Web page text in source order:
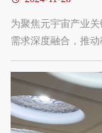
为聚焦元宇宙产业
需求深度融合，推动
限公司联合主办的“
行。潍坊市高新区
记、局长董玉伦；
官、高级副总裁刘